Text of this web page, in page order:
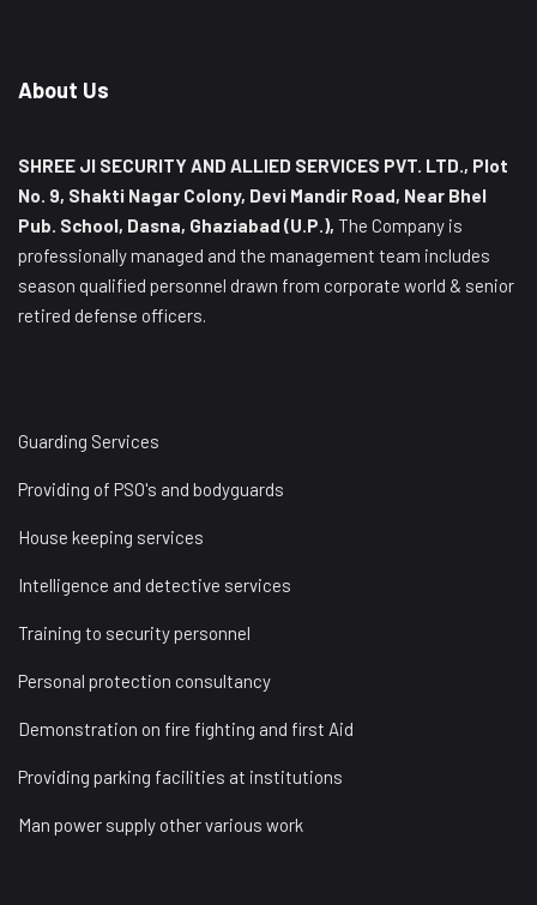
About Us
SHREE JI SECURITY AND ALLIED SERVICES PVT. LTD., Plot
No. 9, Shakti Nagar Colony, Devi Mandir Road, Near Bhel
Pub. School, Dasna, Ghaziabad (U.P.), The Company is
professionally managed and the management team includes
season qualified personnel drawn from corporate world & senior
retired defense officers.
Guarding Services
Providing of PSO's and bodyguards
House keeping services
Intelligence and detective services
Training to security personnel
Personal protection consultancy
Demonstration on fire fighting and first Aid
Providing parking facilities at institutions
Man power supply other various work